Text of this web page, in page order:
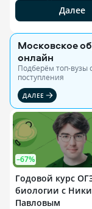
Далее
Московское
онлайн
Подберём топ-вузы
поступления
ДАЛЕЕ
–67%
Годовой курс
биологии с
Павловым